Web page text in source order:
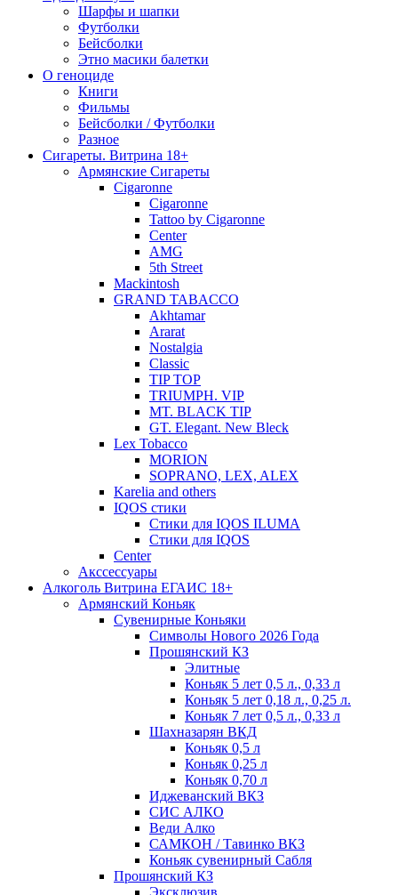
Шарфы и шапки
Футболки
Бейсболки
Этно масики балетки
О геноциде
Книги
Фильмы
Бейсболки / Футболки
Разное
Сигареты. Витрина 18+
Армянские Сигареты
Cigaronne
Cigaronne
Tattoo by Cigaronne
Center
AMG
5th Street
Mackintosh
GRAND TABACCO
Akhtamar
Ararat
Nostalgia
Classic
TIP TOP
TRIUMPH. VIP
MT. BLACK TIP
GT. Elegant. New Bleck
Lex Tobacco
MORION
SOPRANO, LEX, ALEX
Karelia and others
IQOS стики
Стики для IQOS ILUMA
Стики для IQOS
Сenter
Акссессуары
Алкоголь Витрина ЕГАИС 18+
Армянский Коньяк
Сувенирные Коньяки
Символы Нового 2026 Года
Прошянский КЗ
Элитные
Коньяк 5 лет 0,5 л., 0,33 л
Коньяк 5 лет 0,18 л., 0,25 л.
Коньяк 7 лет 0,5 л., 0,33 л
Шахназарян ВКД
Коньяк 0,5 л
Коньяк 0,25 л
Коньяк 0,70 л
Иджеванский ВКЗ
СИС АЛКО
Веди Алко
САМКОН / Тавинко ВКЗ
Коньяк сувенирный Сабля
Прошянский КЗ
Эксклюзив